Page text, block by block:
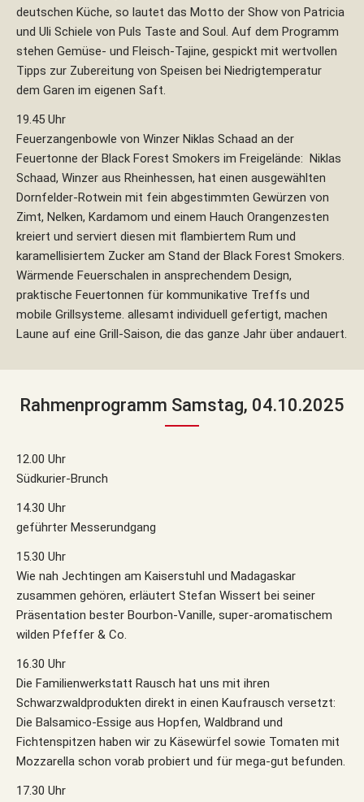
deutschen Küche, so lautet das Motto der Show von Patricia
und Uli Schiele von Puls Taste and Soul. Auf dem Programm
stehen Gemüse- und Fleisch-Tajine, gespickt mit wertvollen
Tipps zur Zubereitung von Speisen bei Niedrigtemperatur
dem Garen im eigenen Saft.
19.45 Uhr
Feuerzangenbowle von Winzer Niklas Schaad an der
Feuertonne der Black Forest Smokers im Freigelände: Niklas
Schaad, Winzer aus Rheinhessen, hat einen ausgewählten
Dornfelder-Rotwein mit fein abgestimmten Gewürzen von
Zimt, Nelken, Kardamom und einem Hauch Orangenzesten
kreiert und serviert diesen mit flambiertem Rum und
karamellisiertem Zucker am Stand der Black Forest Smokers.
Wärmende Feuerschalen in ansprechendem Design,
praktische Feuertonnen für kommunikative Treffs und
mobile Grillsysteme. allesamt individuell gefertigt, machen
Laune auf eine Grill-Saison, die das ganze Jahr über andauert.
Rahmenprogramm Samstag, 04.10.2025
12.00 Uhr
Südkurier-Brunch
14.30 Uhr
geführter Messerundgang
15.30 Uhr
Wie nah Jechtingen am Kaiserstuhl und Madagaskar
zusammen gehören, erläutert Stefan Wissert bei seiner
Präsentation bester Bourbon-Vanille, super-aromatischem
wilden Pfeffer & Co.
16.30 Uhr
Die Familienwerkstatt Rausch hat uns mit ihren
Schwarzwaldprodukten direkt in einen Kaufrausch versetzt:
Die Balsamico-Essige aus Hopfen, Waldbrand und
Fichtenspitzen haben wir zu Käsewürfel sowie Tomaten mit
Mozzarella schon vorab probiert und für mega-gut befunden.
17.30 Uhr